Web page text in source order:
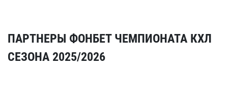
ПАРТНЕРЫ ФОНБЕТ ЧЕМПИОНАТА КХЛ
СЕЗОНА 2025/2026